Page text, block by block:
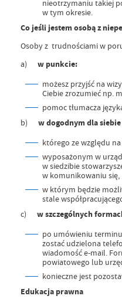
nieotrzymaniu takiej
w tym okresie.
Co jeśli jestem osobą z
Osoby z trudnościami w
a)w punkcie:
możesz przyjść na
Ciebie zrozumieć np.
pomoc tłumacza
b)w dogodnym dla
którego ze względu
wyposażonym w
w siedzibie
w komunikowaniu się,
w którym będzie
stale
c)wszczególnych
po umówieniu
zostać udzielona
wiadomość e-mail.
powiatowego lub
konieczne jest
Edukacja prawna